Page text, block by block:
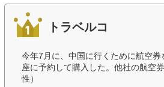
トラベルコ
今年7月に、中国に行くために航空
座に予約して購入した。他社の航空
性）